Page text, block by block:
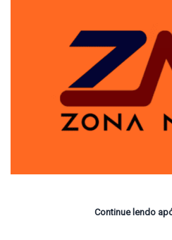
Continue lendo